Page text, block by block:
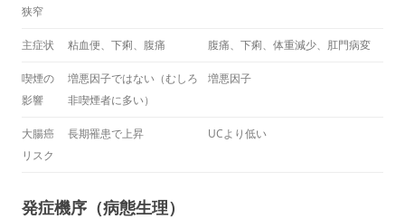
狭窄
主症状 粘血便、下痢、腹痛 腹痛、下痢、体重減少、肛門病変
喫煙の
影響
増悪因子ではない（むしろ
非喫煙者に多い）
増悪因子
大腸癌
リスク
長期罹患で上昇 UCより低い
発症機序（病態生理）